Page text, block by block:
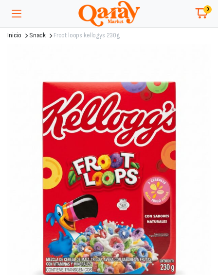
0
Inicio Snack Froot loops kellogys 230g